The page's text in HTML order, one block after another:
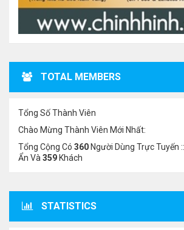
TOTAL MEMBERS
Tổng Số Thành Viên
Chào Mừng Thành Viên Mới Nhất:
Tổng Cộng Có 360 Người Dùng Trực Tuyến
Ẩn Và 359 Khách
STATISTICS